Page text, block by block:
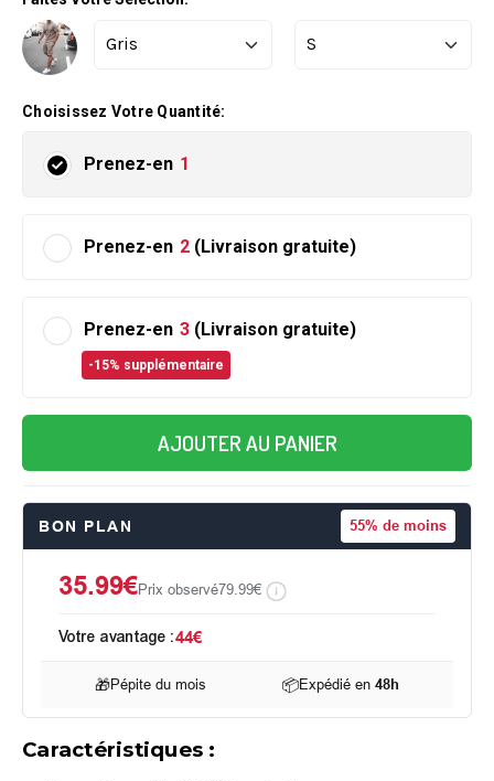
Choisissez Votre Quantité:
Prenez-en 1
Prenez-en 2 (Livraison gratuite)
Prenez-en 3 (Livraison gratuite)
-15% supplémentaire
AJOUTER AU PANIER
BON PLAN 55% de moins
35.99€Prix observé79.99€
Votre avantage :44€
🎁Pépite du mois 📦Expédié en48h
Caractéristiques :